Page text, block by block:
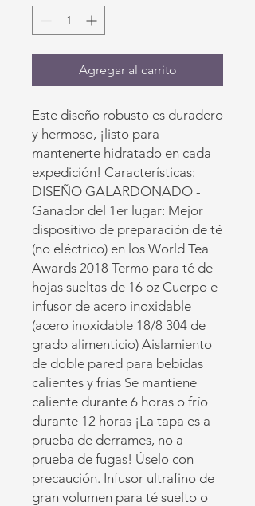
Agregar al carrito
Este diseño robusto es duradero
y hermoso, ¡listo para
mantenerte hidratado en cada
expedición! Características:
DISEÑO GALARDONADO -
Ganador del 1er lugar: Mejor
dispositivo de preparación de té
(no eléctrico) en los World Tea
Awards 2018 Termo para té de
hojas sueltas de 16 oz Cuerpo e
infusor de acero inoxidable
(acero inoxidable 18/8 304 de
grado alimenticio) Aislamiento
de doble pared para bebidas
calientes y frías Se mantiene
caliente durante 6 horas o frío
durante 12 horas ¡La tapa es a
prueba de derrames, no a
prueba de fugas! Úselo con
precaución. Infusor ultrafino de
gran volumen para té suelto o